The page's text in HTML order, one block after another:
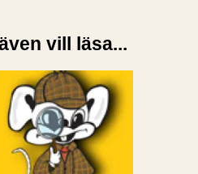
vill läsa...